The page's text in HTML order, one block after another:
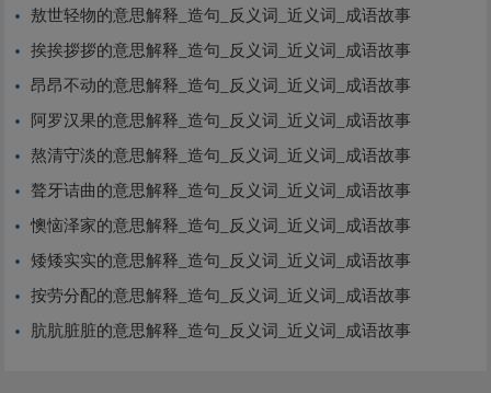
敖世轻物的意思解释_造句_反义词_近义词_成语故事
挨挨拶拶的意思解释_造句_反义词_近义词_成语故事
昂昂不动的意思解释_造句_反义词_近义词_成语故事
阿罗汉果的意思解释_造句_反义词_近义词_成语故事
熬清守淡的意思解释_造句_反义词_近义词_成语故事
聱牙诘曲的意思解释_造句_反义词_近义词_成语故事
懊恼泽家的意思解释_造句_反义词_近义词_成语故事
矮矮实实的意思解释_造句_反义词_近义词_成语故事
按劳分配的意思解释_造句_反义词_近义词_成语故事
肮肮脏脏的意思解释_造句_反义词_近义词_成语故事